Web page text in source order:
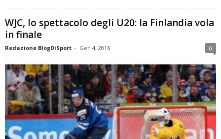
WJC, lo spettacolo degli U20: la Finlandia vola
in finale
Redazione BlogDiSport - Gen 4, 2016 0